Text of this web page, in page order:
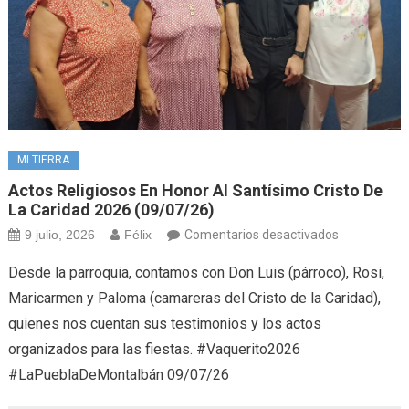
MI TIERRA
Actos Religiosos En Honor Al Santísimo Cristo De
La Caridad 2026 (09/07/26)
9 julio, 2026 Félix Comentarios desactivadosen
religiosos
en
Desde la parroquia, contamos con Don Luis (párroco), Rosi,
Maricarmen y Paloma (camareras del Cristo de la Caridad),
quienes nos cuentan sus testimonios y los actos
organizados para las fiestas. #Vaquerito2026
#LaPueblaDeMontalbán 09/07/26